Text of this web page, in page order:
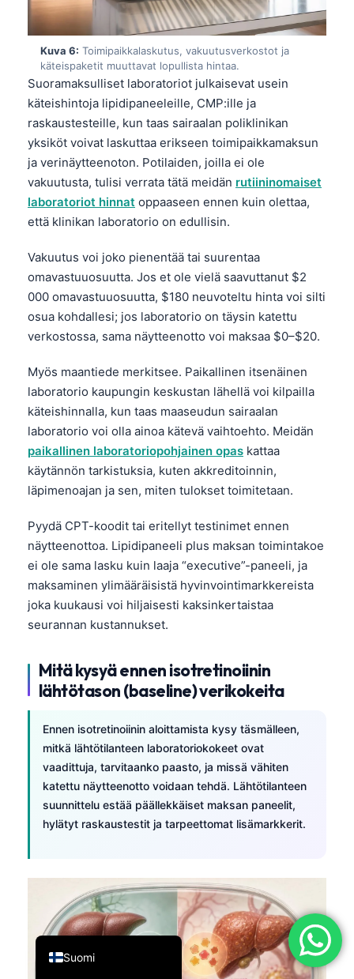
Kuva 6: Toimipaikkalaskutus, vakuutusverkostot ja
käteispaketit muuttavat lopullista hintaa.
Suoramaksulliset laboratoriot julkaisevat usein
käteishintoja lipidipaneeleille, CMP:ille ja
raskaustesteille, kun taas sairaalan poliklinikan
yksiköt voivat laskuttaa erikseen toimipaikkamaksun
ja verinäytteenoton. Potilaiden, joilla ei ole
vakuutusta, tulisi verrata tätä meidän rutiininomaiset
laboratoriot hinnat oppaaseen ennen kuin olettaa,
että klinikan laboratorio on edullisin.
Vakuutus voi joko pienentää tai suurentaa
omavastuuosuutta. Jos et ole vielä saavuttanut $2
000 omavastuuosuutta, $180 neuvoteltu hinta voi silti
osua kohdallesi; jos laboratorio on täysin katettu
verkostossa, sama näytteenotto voi maksaa $0–$20.
Myös maantiede merkitsee. Paikallinen itsenäinen
laboratorio kaupungin keskustan lähellä voi kilpailla
käteishinnalla, kun taas maaseudun sairaalan
laboratorio voi olla ainoa kätevä vaihtoehto. Meidän
paikallinen laboratoriopohjainen opas kattaa
käytännön tarkistuksia, kuten akkreditoinnin,
läpimenoajan ja sen, miten tulokset toimitetaan.
Pyydä CPT-koodit tai eritellyt testinimet ennen
näytteenottoa. Lipidipaneeli plus maksan toimintakoe
ei ole sama lasku kuin laaja “executive”-paneeli, ja
maksaminen ylimääräisistä hyvinvointimarkkereista
joka kuukausi voi hiljaisesti kaksinkertaistaa
seurannan kustannukset.
Mitä kysyä ennen isotretinoiinin
lähtötason (baseline) verikokeita
Ennen isotretinoiinin aloittamista kysy täsmälleen,
mitkä lähtötilanteen laboratoriokokeet ovat
vaadittuja, tarvitaanko paasto, ja missä vähiten
katettu näytteenotto voidaan tehdä. Lähtötilanteen
suunnittelu estää päällekkäiset maksan paneelit,
hylätyt raskaustestit ja tarpeettomat lisämarkkerit.
Suomi
English
Deutsch
العربية
עִבְרִית
Italiano
Español
Português
Ελληνικά
Türkçe
Română
فارسی
Български
Dansk
Nederlands
Bahasa Indonesia
Íslenska
Српски језик
Svenska
Azərbaycan dili
Eesti
日本語
Čeština
ქართული
Русский
Lietuvių kalba
Polski
한국어
Slovenščina
Magyar
Shqip
বাংলা